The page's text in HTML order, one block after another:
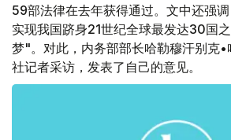
59部法律在去年获得通过。文中还强
实现我国跻身21世纪全球最发达30国
梦"。对此，内务部部长哈勒穆汗别克
社记者采访，发表了自己的意见。